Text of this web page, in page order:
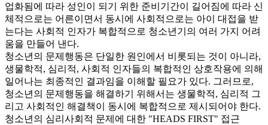
업화됨에 따라 성인이 되기 위한 준비기간이 길어짐에 따라 신
체적으로는 어른이면서 동시에 사회적으로는 아이 대접을 받
는다는 사회적 인자가 복합적으로 청소년기의 여러 가지 어려
움을 만들어 낸다.
청소년의 문제행동은 단일한 원인에서 비롯되는 것이 아니라,
생물학적, 심리적, 사회적 인자들의 복합적인 상호작용에 의해
일어나는 최종적인 결과임을 이해할 필요가 있다. 그러므로,
청소년의 문제행동을 해결하기 위해서는 생물학적, 심리적 그
리고 사회적인 해결책이 동시에 복합적으로 제시되어야 한다.
청소년의 심리사회적 문제에 대한 "HEADS FIRST" 접근